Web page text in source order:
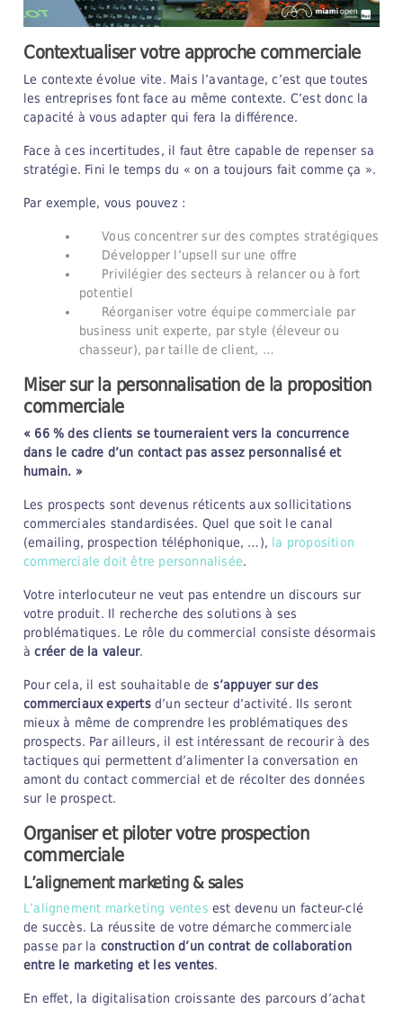
Contextualiser votre approche commerciale
Le contexte évolue vite. Mais l’avantage, c’est que toutes
les entreprises font face au même contexte. C’est donc la
capacité à vous adapter qui fera la différence.
Face à ces incertitudes, il faut être capable de repenser sa
stratégie. Fini le temps du « on a toujours fait comme ça ».
Par exemple, vous pouvez :
Vous concentrer sur des comptes stratégiques
Développer l’upsell sur une offre
Privilégier des secteurs à relancer ou à fort
potentiel
Réorganiser votre équipe commerciale par
business unit experte, par style (éleveur ou
chasseur), par taille de client, …
Miser sur la personnalisation de la proposition
commerciale
« 66 % des clients se tourneraient vers la concurrence
dans le cadre d’un contact pas assez personnalisé et
humain. »
Les prospects sont devenus réticents aux sollicitations
commerciales standardisées. Quel que soit le canal
(emailing, prospection téléphonique, …), la proposition
commerciale doit être personnalisée.
Votre interlocuteur ne veut pas entendre un discours sur
votre produit. Il recherche des solutions à ses
problématiques. Le rôle du commercial consiste désormais
àcréer de la valeur.
Pour cela, il est souhaitable de s’appuyer sur des
commerciaux expertsd’un secteur d’activité. Ils seront
mieux à même de comprendre les problématiques des
prospects. Par ailleurs, il est intéressant de recourir à des
tactiques qui permettent d’alimenter la conversation en
amont du contact commercial et de récolter des données
sur le prospect.
Organiser et piloter votre prospection
commerciale
L’alignement marketing & sales
L’alignement marketing ventes est devenu un facteur-clé
de succès. La réussite de votre démarche commerciale
passe par la construction d’un contrat de collaboration
entre le marketing et les ventes.
En effet, la digitalisation croissante des parcours d’achat